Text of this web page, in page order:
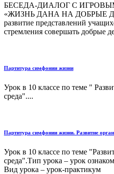
БЕСЕДА-ДИАЛОГ С
«ЖИЗНЬ ДАНА НА ДОБРЫЕ
развитие представлений
стремления совершать добрые
Партитура симфонии жизни
Урок в 10 классе по теме "
среда"....
Партитура симфонии жизни. Развитие
Урок в 10 классе по теме
среда".Тип урока – урок
Вид урока – урок-практикум